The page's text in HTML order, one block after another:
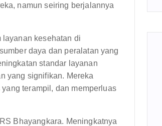
namun seiring berjalannya
kesehatan di
daya dan peralatan yang
standar layanan
yang signifikan. Mereka
terampil, dan memperluas
Bhayangkara. Meningkatnya